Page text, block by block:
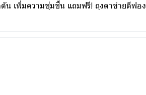
น เพิ่มความชุ่มชื้น แถมฟรี! ถุงตาข่ายตีฟอง